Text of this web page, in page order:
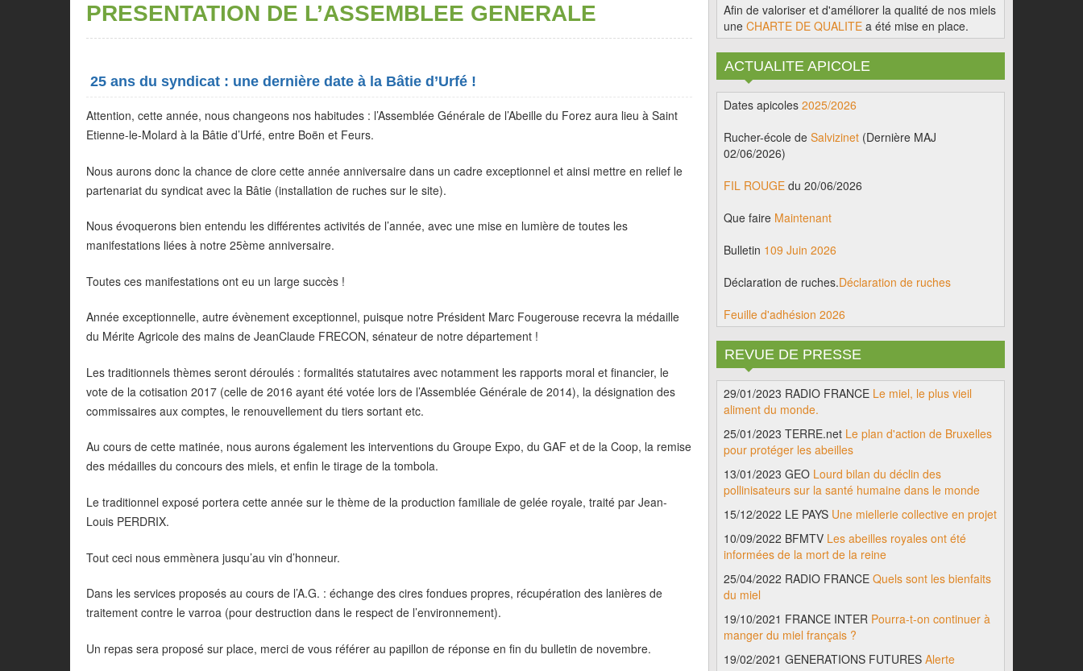
PRESENTATION DE L’ASSEMBLEE GENERALE
25 ans du syndicat : une dernière date à la Bâtie d’Urfé !
Attention, cette année, nous changeons nos habitudes : l’Assemblée Générale de l’Abeille du Forez aura lieu à Saint
Etienne-le-Molard à la Bâtie d’Urfé, entre Boën et Feurs.
Nous aurons donc la chance de clore cette année anniversaire dans un cadre exceptionnel et ainsi mettre en relief le
partenariat du syndicat avec la Bâtie (installation de ruches sur le site).
Nous évoquerons bien entendu les différentes activités de l’année, avec une mise en lumière de toutes les
manifestations liées à notre 25ème anniversaire.
Toutes ces manifestations ont eu un large succès !
Année exceptionnelle, autre évènement exceptionnel, puisque notre Président Marc Fougerouse recevra la médaille
du Mérite Agricole des mains de JeanClaude FRECON, sénateur de notre département !
Les traditionnels thèmes seront déroulés : formalités statutaires avec notamment les rapports moral et financier, le
vote de la cotisation 2017 (celle de 2016 ayant été votée lors de l’Assemblée Générale de 2014), la désignation des
commissaires aux comptes, le renouvellement du tiers sortant etc.
Au cours de cette matinée, nous aurons également les interventions du Groupe Expo, du GAF et de la Coop, la remise
des médailles du concours des miels, et enfin le tirage de la tombola.
Le traditionnel exposé portera cette année sur le thème de la production familiale de gelée royale, traité par Jean-
Louis PERDRIX.
Tout ceci nous emmènera jusqu’au vin d’honneur.
Dans les services proposés au cours de l’A.G. : échange des cires fondues propres, récupération des lanières de
traitement contre le varroa (pour destruction dans le respect de l’environnement).
Un repas sera proposé sur place, merci de vous référer au papillon de réponse en fin du bulletin de novembre.
Afin de valoriser et d'améliorer la qualité de nos miels
une CHARTE DE QUALITE a été mise en place.
ACTUALITE APICOLE
Dates apicoles 2025/2026
Rucher-école de Salvizinet (Dernière MAJ
02/06/2026)
FIL ROUGE du 20/06/2026
Que faire Maintenant
Bulletin 109 Juin 2026
Déclaration de ruches.Déclaration de ruches
Feuille d'adhésion 2026
REVUE DE PRESSE
29/01/2023 RADIO FRANCE Le miel, le plus vieil
aliment du monde.
25/01/2023 TERRE.net Le plan d'action de Bruxelles
pour protéger les abeilles
13/01/2023 GEO Lourd bilan du déclin des
pollinisateurs sur la santé humaine dans le monde
15/12/2022 LE PAYS Une miellerie collective en projet
10/09/2022 BFMTV Les abeilles royales ont été
informées de la mort de la reine
25/04/2022 RADIO FRANCE Quels sont les bienfaits
du miel
19/10/2021 FRANCE INTER Pourra-t-on continuer à
manger du miel français ?
19/02/2021 GENERATIONS FUTURES Alerte